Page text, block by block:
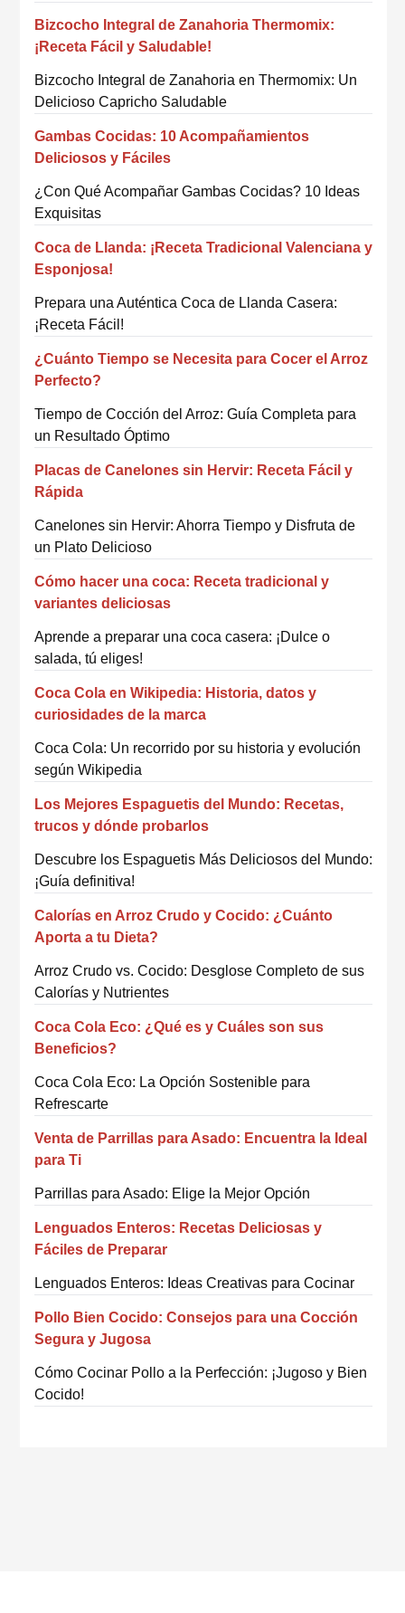
Bizcocho Integral de Zanahoria Thermomix:
¡Receta Fácil y Saludable!
Bizcocho Integral de Zanahoria en Thermomix: Un
Delicioso Capricho Saludable
Gambas Cocidas: 10 Acompañamientos
Deliciosos y Fáciles
¿Con Qué Acompañar Gambas Cocidas? 10 Ideas
Exquisitas
Coca de Llanda: ¡Receta Tradicional Valenciana y
Esponjosa!
Prepara una Auténtica Coca de Llanda Casera:
¡Receta Fácil!
¿Cuánto Tiempo se Necesita para Cocer el Arroz
Perfecto?
Tiempo de Cocción del Arroz: Guía Completa para
un Resultado Óptimo
Placas de Canelones sin Hervir: Receta Fácil y
Rápida
Canelones sin Hervir: Ahorra Tiempo y Disfruta de
un Plato Delicioso
Cómo hacer una coca: Receta tradicional y
variantes deliciosas
Aprende a preparar una coca casera: ¡Dulce o
salada, tú eliges!
Coca Cola en Wikipedia: Historia, datos y
curiosidades de la marca
Coca Cola: Un recorrido por su historia y evolución
según Wikipedia
Los Mejores Espaguetis del Mundo: Recetas,
trucos y dónde probarlos
Descubre los Espaguetis Más Deliciosos del Mundo:
¡Guía definitiva!
Calorías en Arroz Crudo y Cocido: ¿Cuánto
Aporta a tu Dieta?
Arroz Crudo vs. Cocido: Desglose Completo de sus
Calorías y Nutrientes
Coca Cola Eco: ¿Qué es y Cuáles son sus
Beneficios?
Coca Cola Eco: La Opción Sostenible para
Refrescarte
Venta de Parrillas para Asado: Encuentra la Ideal
para Ti
Parrillas para Asado: Elige la Mejor Opción
Lenguados Enteros: Recetas Deliciosas y
Fáciles de Preparar
Lenguados Enteros: Ideas Creativas para Cocinar
Pollo Bien Cocido: Consejos para una Cocción
Segura y Jugosa
Cómo Cocinar Pollo a la Perfección: ¡Jugoso y Bien
Cocido!